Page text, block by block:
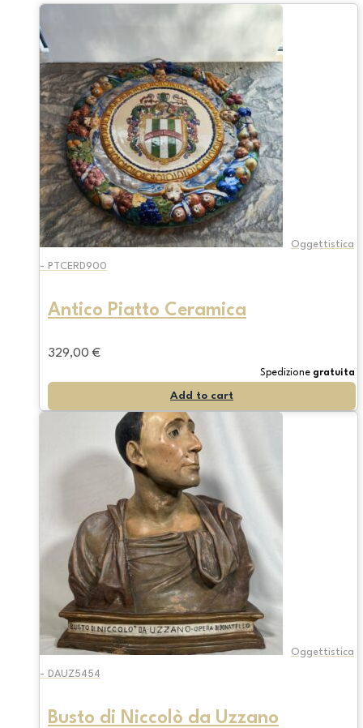
Oggettistica
- PTCERD900
Antico Piatto Ceramica
329,00 €
Spedizione gratuita
Add to cart
Oggettistica
- DAUZ5454
Busto di Niccolò da Uzzano